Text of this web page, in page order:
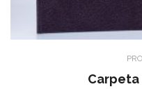
Carpeta